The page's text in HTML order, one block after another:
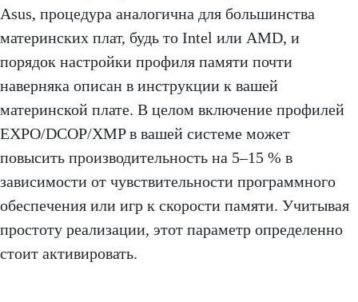
Asus, процедура аналогична для большинства
материнских плат, будь то Intel или AMD, и
порядок настройки профиля памяти почти
наверняка описан в инструкции к вашей
материнской плате. В целом включение профилей
EXPO/DCOP/XMP в вашей системе может
повысить производительность на 5–15 % в
зависимости от чувствительности программного
обеспечения или игр к скорости памяти. Учитывая
простоту реализации, этот параметр определенно
стоит активировать.